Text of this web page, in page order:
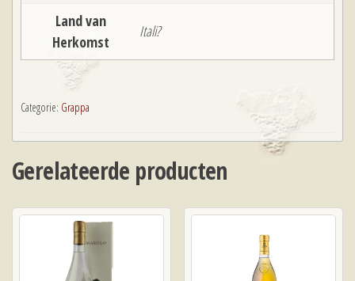
Land van
Herkomst
Itali?
Categorie: Grappa
Gerelateerde producten